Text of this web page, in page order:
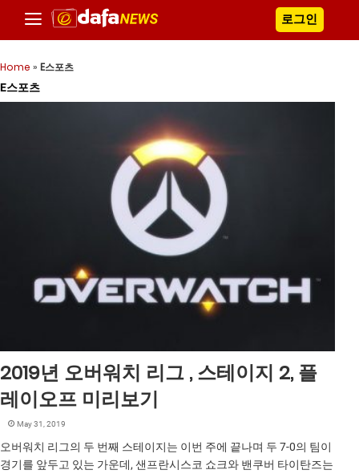
로그인
Home » E스포츠
E스포츠
2019년 오버워치 리그 , 스테이지 2, 플
레이오프 미리보기
May 31, 2019
오버워치 리그의 두 번째 스테이지는 이번 주에 끝나며 두 7-0의 팀이
경기를 앞두고 있는 가운데, 샌프란시스코 쇼크와 밴쿠버 타이탄즈는